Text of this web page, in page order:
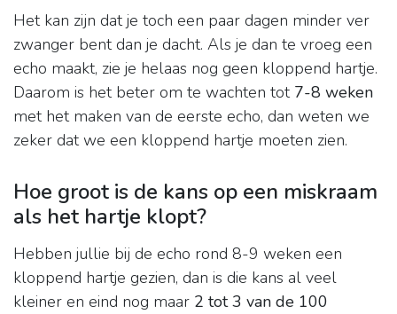
Het kan zijn dat je toch een paar dagen minder ver
zwanger bent dan je dacht. Als je dan te vroeg een
echo maakt, zie je helaas nog geen kloppend hartje.
Daarom is het beter om te wachten tot 7-8 weken
met het maken van de eerste echo, dan weten we
zeker dat we een kloppend hartje moeten zien.
Hoe groot is de kans op een miskraam
als het hartje klopt?
Hebben jullie bij de echo rond 8-9 weken een
kloppend hartje gezien, dan is die kans al veel
kleiner en eind nog maar 2 tot 3 van de 100